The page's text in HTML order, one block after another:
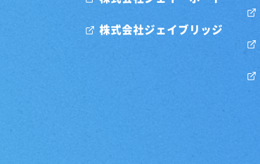
株式会社ジェイブリッジ